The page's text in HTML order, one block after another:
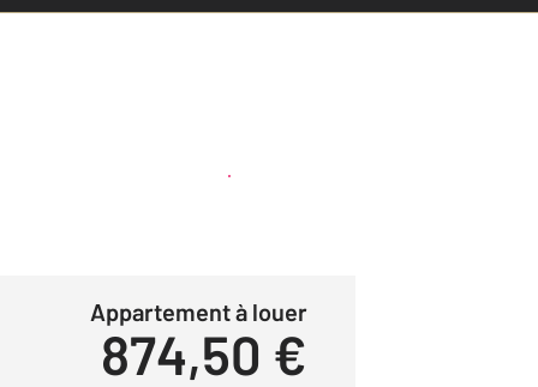
Créer une alerte
Appartement à louer
874,50 €